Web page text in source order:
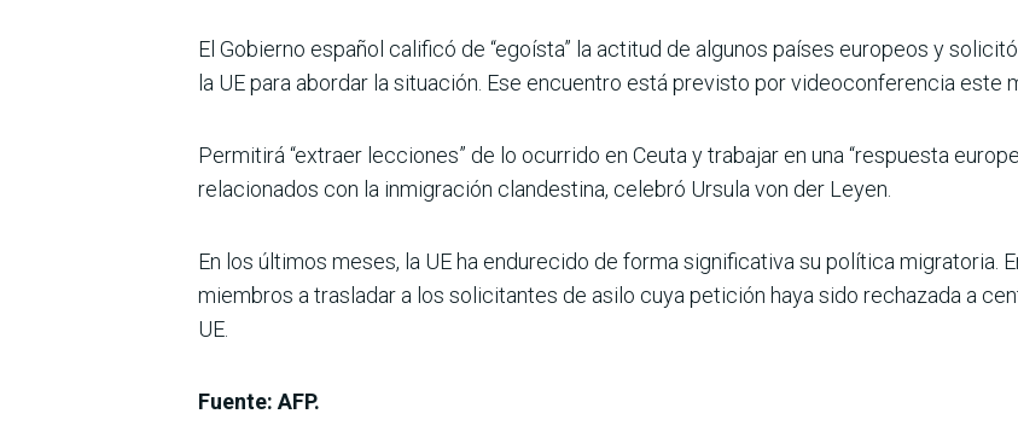
El Gobierno español calificó de “egoísta” la actitud de algunos países europeos y
la UE para abordar la situación. Ese encuentro está previsto por videoconferencia este
Permitirá “extraer lecciones” de lo ocurrido en Ceuta y trabajar en una “respuesta
relacionados con la inmigración clandestina, celebró Ursula von der Leyen.
En los últimos meses, la UE ha endurecido de forma significativa su política migratoria.
miembros a trasladar a los solicitantes de asilo cuya petición haya sido rechazada a
UE.
Fuente: AFP.